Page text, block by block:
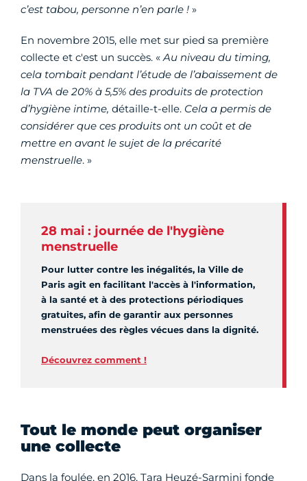
c’est tabou, personne n’en parle ! »
En novembre 2015, elle met sur pied sa première
collecte et c'est un succès. «Au niveau du timing,
cela tombait pendant l’étude de l’abaissement de
la TVA de 20% à 5,5% des produits de protection
d’hygiène intime, détaille-t-elle. Cela a permis de
considérer que ces produits ont un coût et de
mettre en avant le sujet de la précarité
menstruelle. »
28 mai : journée de l'hygiène
menstruelle
Pour lutter contre les inégalités, la Ville de
Paris agit en facilitant l'accès à l'information,
à la santé et à des protections périodiques
gratuites, afin de garantir aux personnes
menstruées des règles vécues dans la dignité.
Découvrez comment !
Tout le monde peut organiser
une collecte
Dans la foulée, en 2016, Tara Heuzé-Sarmini fonde